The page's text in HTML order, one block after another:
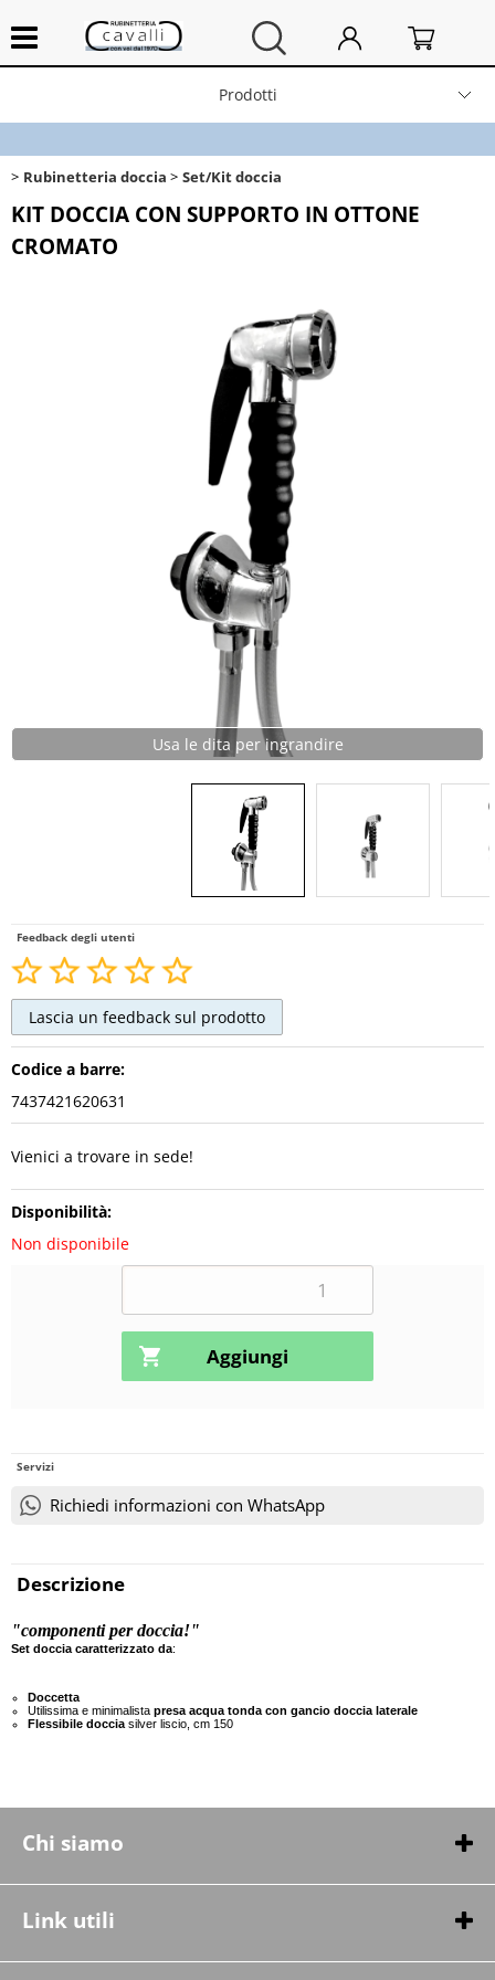
Chi siamo
Prodotti
Spedizioni e resi
News
Rubinetteria doccia Set/Kit doccia
KIT DOCCIA CON SUPPORTO IN OTTONE
CROMATO
Usa le dita per ingrandire
Feedback degli utenti
Codice a barre:
7437421620631
Vienici a trovare in sede!
Disponibilità:
Non disponibile
Servizi
Richiedi informazioni con WhatsApp
Descrizione
"componenti per doccia!"
Set doccia caratterizzato da:
Doccetta
Utilissima e minimalista presa acqua tonda con gancio doccia laterale
Flessibile doccia silver liscio, cm 150
Chi siamo
Link utili